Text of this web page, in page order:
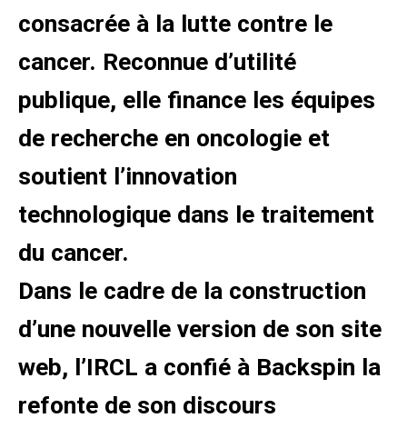
consacrée à la lutte contre le
cancer. Reconnue d’utilité
publique, elle finance les équipes
de recherche en oncologie et
soutient l’innovation
technologique dans le traitement
du cancer.
Dans le cadre de la construction
d’une nouvelle version de son site
web, l’IRCL a confié à Backspin la
refonte de son discours